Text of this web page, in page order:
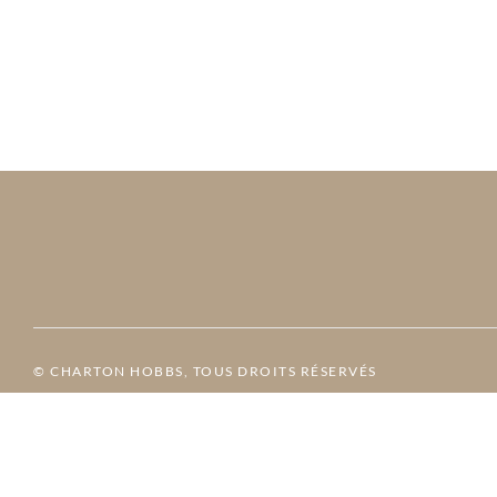
© CHARTON HOBBS, TOUS DROITS RÉSERVÉS